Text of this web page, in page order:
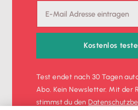
Kostenlos
Test endet nach 30 Tagen
Abo. Kein Newsletter. Mit der
stimmst du den